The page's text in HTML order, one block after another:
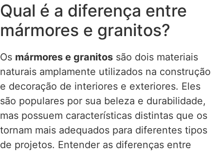
Qual é a diferença entre
mármores e granitos?
Os mármores e granitos são dois materiais
naturais amplamente utilizados na construção
e decoração de interiores e exteriores. Eles
são populares por sua beleza e durabilidade,
mas possuem características distintas que os
tornam mais adequados para diferentes tipos
de projetos. Entender as diferenças entre